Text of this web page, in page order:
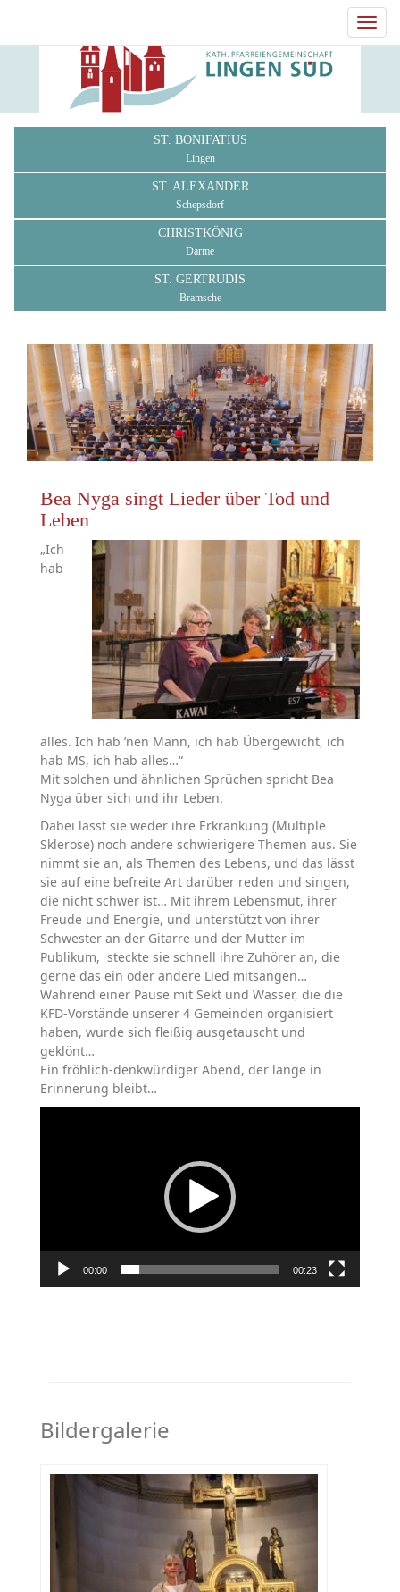
ST. BONIFATIUS
Lingen
ST. ALEXANDER
Schepsdorf
CHRISTKÖNIG
Darme
ST. GERTRUDIS
Bramsche
Bea Nyga singt Lieder über Tod und
Leben
„Ich
hab
alles. Ich hab ’nen Mann, ich hab Übergewicht, ich
hab MS, ich hab alles…“
Mit solchen und ähnlichen Sprüchen spricht Bea
Nyga über sich und ihr Leben.
Dabei lässt sie weder ihre Erkrankung (Multiple
Sklerose) noch andere schwierigere Themen aus. Sie
nimmt sie an, als Themen des Lebens, und das lässt
sie auf eine befreite Art darüber reden und singen,
die nicht schwer ist… Mit ihrem Lebensmut, ihrer
Freude und Energie, und unterstützt von ihrer
Schwester an der Gitarre und der Mutter im
Publikum, steckte sie schnell ihre Zuhörer an, die
gerne das ein oder andere Lied mitsangen…
Während einer Pause mit Sekt und Wasser, die die
KFD-Vorstände unserer 4 Gemeinden organisiert
haben, wurde sich fleißig ausgetauscht und
geklönt…
Ein fröhlich-denkwürdiger Abend, der lange in
Erinnerung bleibt…
00:00 00:23
Bildergalerie